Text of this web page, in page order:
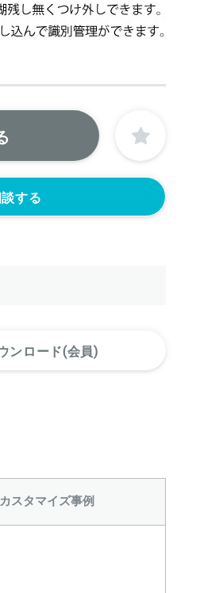
する
ンロード(会員)
カスタマイズ事例